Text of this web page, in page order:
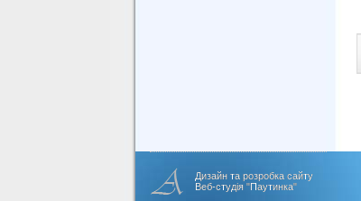
Дизайн та розробка сайту
Веб-студія "Паутинка"